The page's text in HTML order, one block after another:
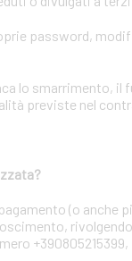
password,
lo smarrimento, il
previste nel
(o